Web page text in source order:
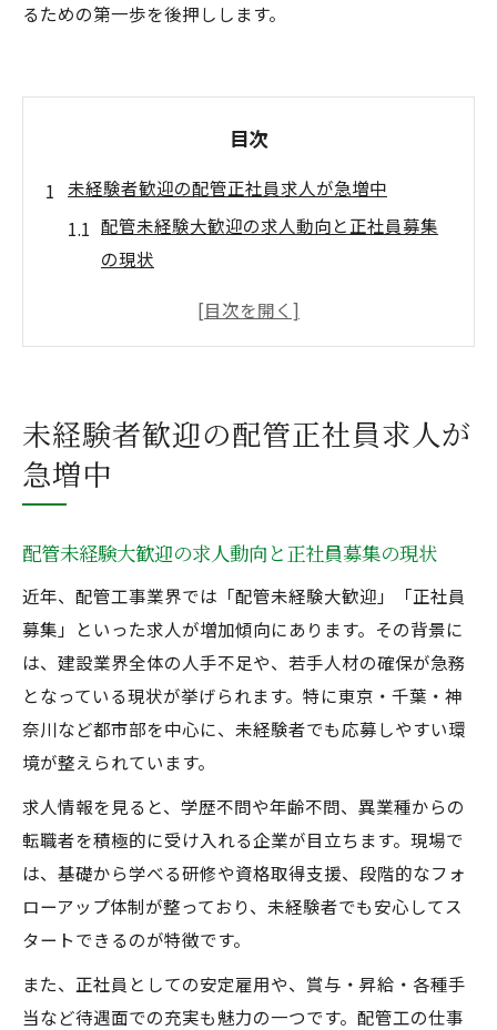
るための第一歩を後押しします。
目次
未経験者歓迎の配管正社員求人が急増中
配管未経験大歓迎の求人動向と正社員募集
の現状
配管未経験大歓迎の正社員募集が増える理
配管未経験大歓迎から始める安定したキャ
リア形成
展望
配管未経験大歓迎正社員募集の魅力と将来
性
配管未経験からでも始められる正社員の安
心感
配管未経験大歓迎で得られるキャリアアッ
配管未経験正社員募集が叶える安定収入の
魅力
配管未経験大歓迎で実現する手に職の安心
感
スキルゼロでも安心配管未経験大歓迎の理由
配管未経験大歓迎がスキルゼロでも安心な
未経験者歓迎の配管正社員求人が
急増中
配管未経験大歓迎の求人動向と正社員募集の現状
近年、配管工事業界では「配管未経験大歓迎」「正社員
募集」といった求人が増加傾向にあります。その背景に
は、建設業界全体の人手不足や、若手人材の確保が急務
となっている現状が挙げられます。特に東京・千葉・神
奈川など都市部を中心に、未経験者でも応募しやすい環
境が整えられています。
求人情報を見ると、学歴不問や年齢不問、異業種からの
転職者を積極的に受け入れる企業が目立ちます。現場で
は、基礎から学べる研修や資格取得支援、段階的なフォ
ローアップ体制が整っており、未経験者でも安心してス
タートできるのが特徴です。
また、正社員としての安定雇用や、賞与・昇給・各種手
当など待遇面での充実も魅力の一つです。配管工の仕事